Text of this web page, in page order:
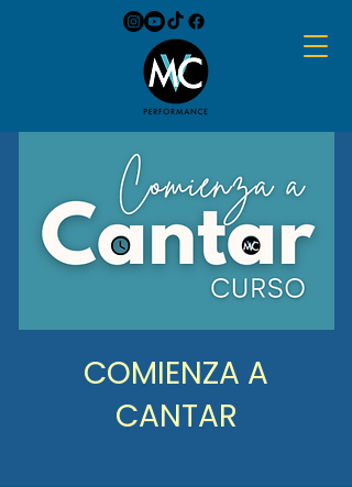
COMIENZA A
CANTAR